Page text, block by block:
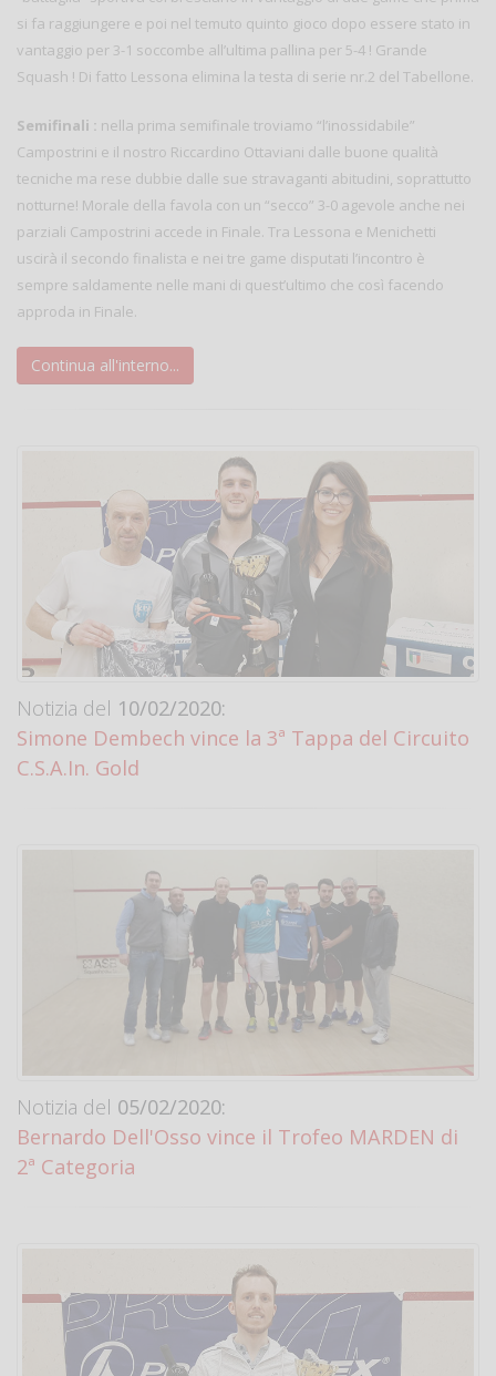
si fa raggiungere e poi nel temuto quinto gioco dopo essere stato in
vantaggio per 3-1 soccombe all’ultima pallina per 5-4 ! Grande
Squash ! Di fatto Lessona elimina la testa di serie nr.2 del Tabellone.
Semifinali : nella prima semifinale troviamo “l’inossidabile”
Campostrini e il nostro Riccardino Ottaviani dalle buone qualità
tecniche ma rese dubbie dalle sue stravaganti abitudini, soprattutto
notturne! Morale della favola con un “secco” 3-0 agevole anche nei
parziali Campostrini accede in Finale. Tra Lessona e Menichetti
uscirà il secondo finalista e nei tre game disputati l’incontro è
sempre saldamente nelle mani di quest’ultimo che così facendo
approda in Finale.
Continua all'interno...
Notizia del 10/02/2020:
Simone Dembech vince la 3ª Tappa del Circuito
C.S.A.In. Gold
Notizia del 05/02/2020:
Bernardo Dell'Osso vince il Trofeo MARDEN di
2ª Categoria